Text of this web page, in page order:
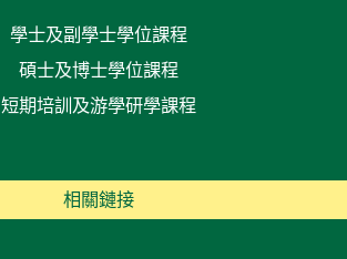
學士及副學士學位課程
碩士及博士學位課程
短期培訓及游學研學課程
相關鏈接